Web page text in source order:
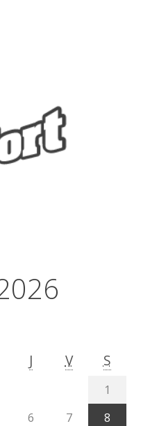
J V S
1
6 7
8